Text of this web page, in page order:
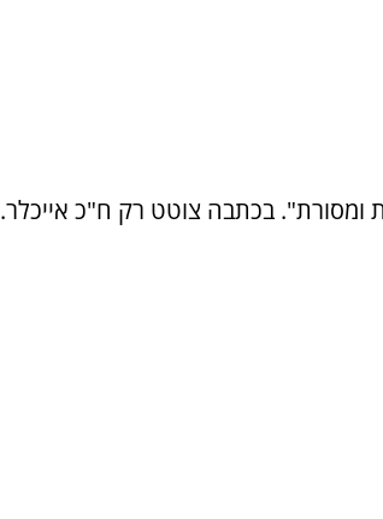
ומסורת". בכתבה צוטט רק ח"כ אייכלר.